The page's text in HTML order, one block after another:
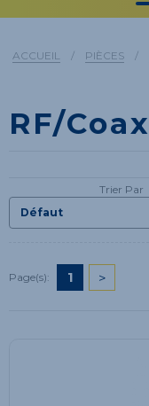
ACCUEIL / PIÈCES /
RF/Coax
Trier Par
Page(s): 1 >